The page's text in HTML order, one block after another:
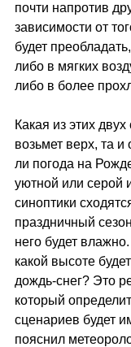
почти напротив
зависимости от
будет
либо в мягких
либо в более
Какая из этих
возьмет верх, та и
ли погода на
уютной или серой
синоптики
праздничный
него будет
какой высоте
дождь-снег? Это
который
сценариев будет
пояснил